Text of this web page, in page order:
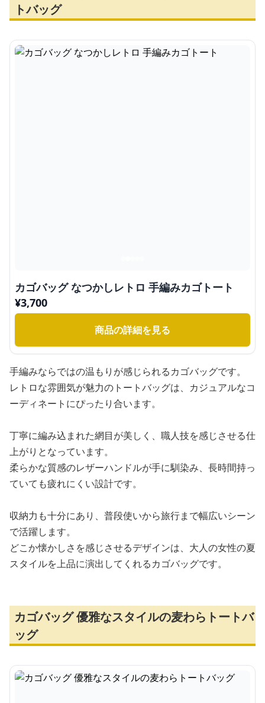
トバッグ
カゴバッグ なつかしレトロ 手編みカゴトート
¥3,700
商品の詳細を見る
手編みならではの温もりが感じられるカゴバッグです。
レトロな雰囲気が魅力のトートバッグは、カジュアルなコ
ーディネートにぴったり合います。
丁寧に編み込まれた網目が美しく、職人技を感じさせる仕
上がりとなっています。
柔らかな質感のレザーハンドルが手に馴染み、長時間持っ
ていても疲れにくい設計です。
収納力も十分にあり、普段使いから旅行まで幅広いシーン
で活躍します。
どこか懐かしさを感じさせるデザインは、大人の女性の夏
スタイルを上品に演出してくれるカゴバッグです。
カゴバッグ 優雅なスタイルの麦わらトートバ
ッグ